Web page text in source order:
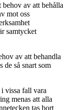
av att behålla
mot oss
samtycket
av att behandla
de så snart som
vissa fall vara
menas att alla
tas bort